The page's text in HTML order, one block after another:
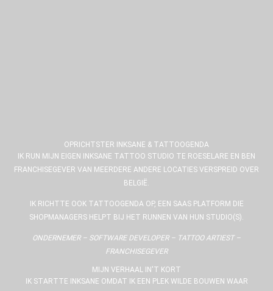
OPRICHTSTER INKSANE & TATTOOGENDA
IK RUN MIJN EIGEN INKSANE TATTOO STUDIO TE ROESELARE EN BEN
FRANCHISEGEVER VAN MEERDERE ANDERE LOCATIES VERSPREID OVER
BELGIË.
IK RICHTTE OOK TATTOOGENDA OP, EEN SAAS PLATFORM DIE
SHOPMANAGERS HELPT BIJ HET RUNNEN VAN HUN STUDIO(S).
ONDERNEMER – SOFTWARE DEVELOPER – TATTOO ARTIEST –
FRANCHISEGEVER
MIJN VERHAAL IN'T KORT
IK STARTTE INKSANE OMDAT IK EEN PLEK WILDE BOUWEN WAAR